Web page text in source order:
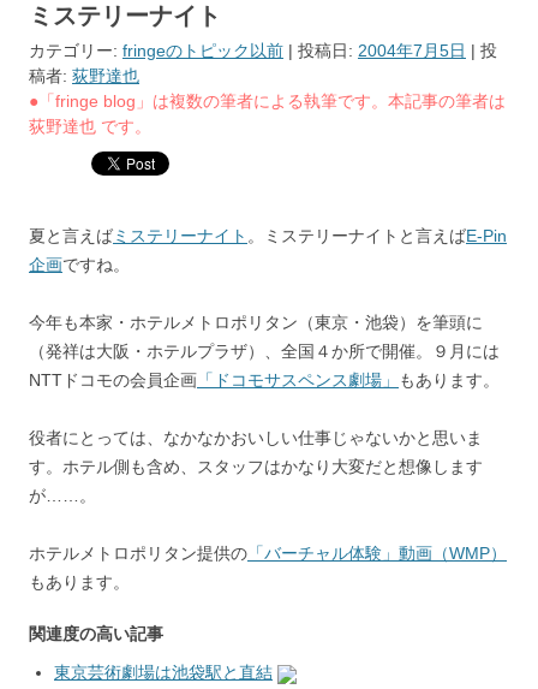
ミステリーナイト
カテゴリー: fringeのトピック以前 | 投稿日: 2004年7月5日 | 投
稿者: 荻野達也
●「fringe blog」は複数の筆者による執筆です。本記事の筆者は
荻野達也 です。
夏と言えばミステリーナイト 。ミステリーナイトと言えばE-Pin
企画ですね。
今年も本家・ホテルメトロポリタン（東京・池袋）を筆頭に
（発祥は大阪・ホテルプラザ）、全国４か所で開催。９月には
NTTドコモの会員企画 「ドコモサスペンス劇場」 もあります。
役者にとっては、なかなかおいしい仕事じゃないかと思いま
す。ホテル側も含め、スタッフはかなり大変だと想像します
が……。
ホテルメトロポリタン提供の 「バーチャル体験」動画（WMP）
もあります。
関連度の高い記事
東京芸術劇場は池袋駅と直結